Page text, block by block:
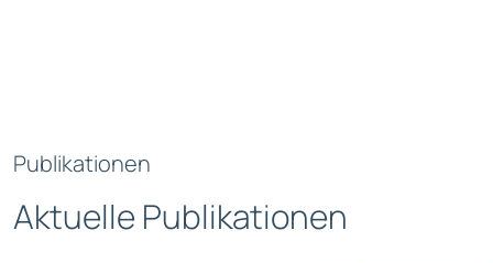
Publikationen
Aktuelle Publikationen